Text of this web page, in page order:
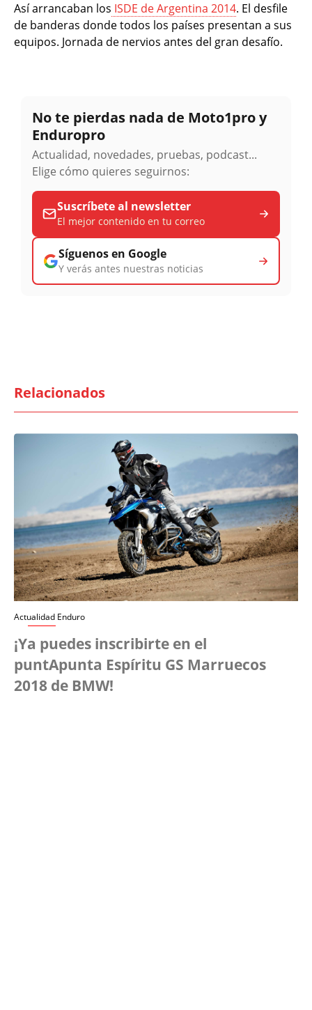
Así arrancaban los ISDE de Argentina 2014. El desfile
de banderas donde todos los países presentan a sus
equipos. Jornada de nervios antes del gran desafío.
No te pierdas nada de Moto1pro y
Enduropro
Actualidad, novedades, pruebas, podcast...
Elige cómo quieres seguirnos:
Suscríbete al newsletter
El mejor contenido en tu correo
Síguenos en Google
Y verás antes nuestras noticias
Relacionados
Actualidad Enduro
¡Ya puedes inscribirte en el
puntApunta Espíritu GS Marruecos
2018 de BMW!